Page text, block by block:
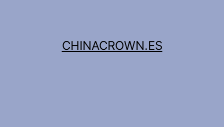
CHINACROWN.ES